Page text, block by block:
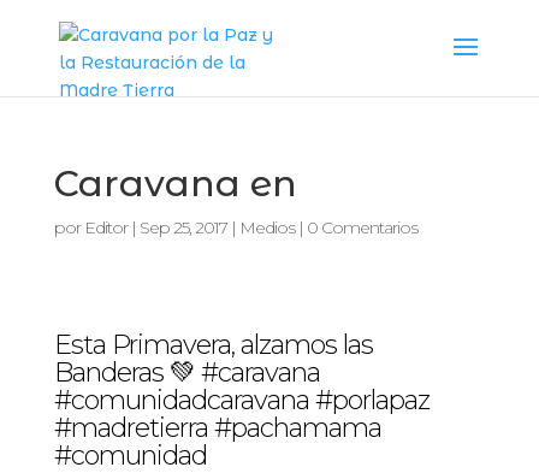
Caravana en
por Editor| Sep 25, 2017| Medios| 0 Comentarios
Esta Primavera, alzamos las
Banderas 💚 #caravana
#comunidadcaravana #porlapaz
#madretierra #pachamama
#comunidad